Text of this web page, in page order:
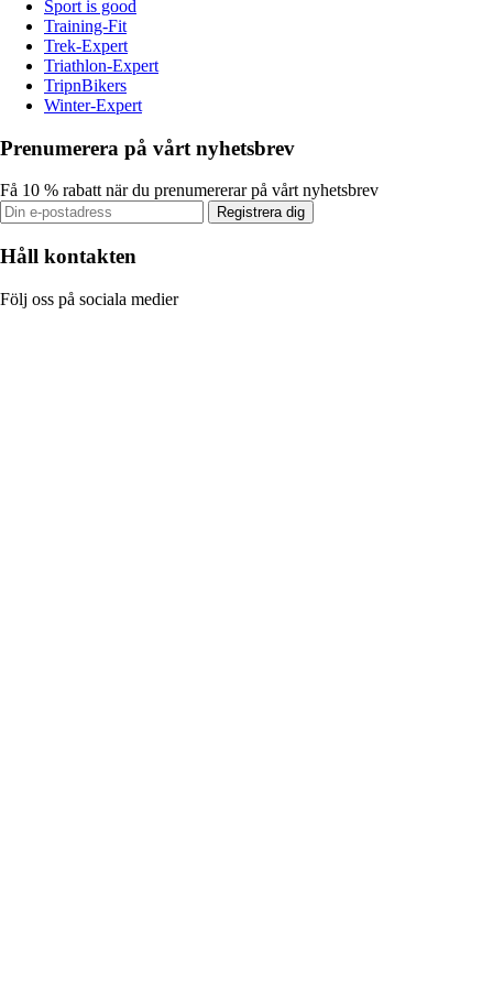
Sport is good
Training-Fit
Trek-Expert
Triathlon-Expert
TripnBikers
Winter-Expert
Prenumerera på vårt nyhetsbrev
Få 10 % rabatt när du prenumererar på vårt nyhetsbrev
Registrera dig
Håll kontakten
Följ oss på sociala medier